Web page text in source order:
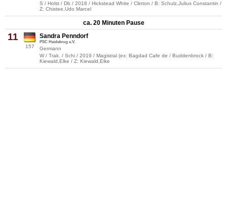
S / Holst / Db / 2018 / Hickstead White / Clinton / B: Schulz,Julius Constantin /
Z: Chistee,Udo Marcel
ca. 20 Minuten Pause
11
157
Sandra Penndorf
PSC Heidekrug e.V.
Germann
W / Trak. / Schi / 2019 / Magistral (ex: Bagdad Cafe de / Buddenbrock / B:
Kiewald,Elke / Z: Kiewald,Elke